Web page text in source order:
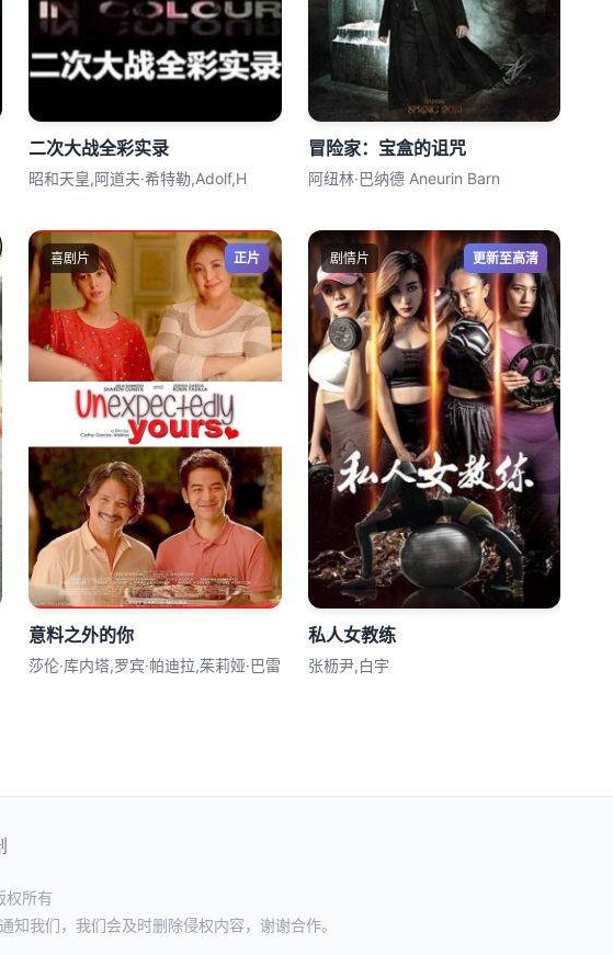
二次大战全彩实录
昭和天皇,阿道夫·希特勒,Adolf,H
冒险家：宝盒的诅咒
阿纽林·巴纳德 Aneurin Barn
喜剧片 正片
意料之外的你
莎伦·库内塔,罗宾·帕迪拉,茱莉娅·巴雷
剧情片 更新至高清
私人女教练
张枥尹,白宇
权所有
我们，我们会及时删除侵权内容，谢谢合作。